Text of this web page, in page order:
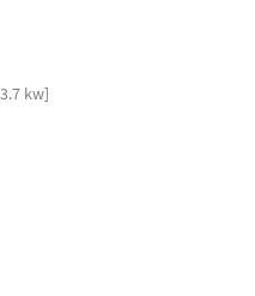
kw]